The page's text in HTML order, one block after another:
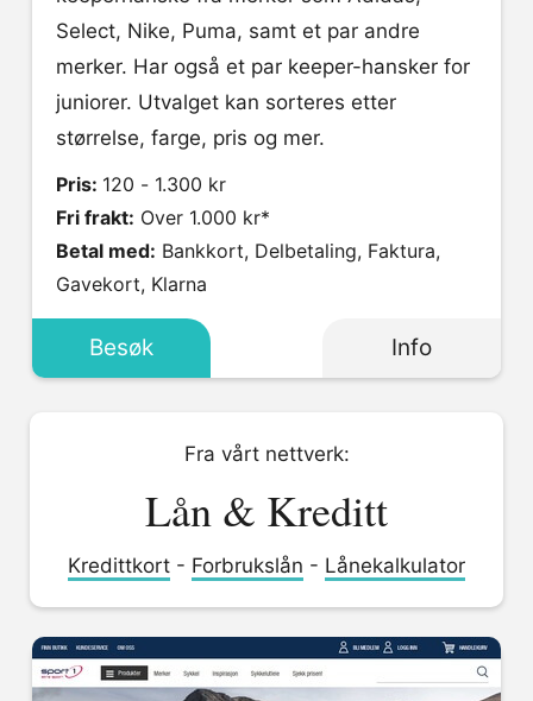
Select, Nike, Puma, samt et par andre
merker. Har også et par keeper-hansker for
juniorer. Utvalget kan sorteres etter
størrelse, farge, pris og mer.
Pris: 120 - 1.300 kr
Fri frakt: Over 1.000 kr*
Betal med:
Gavekort, Klarna
Besøk Info
Fra vårt nettverk:
Lån & Kreditt
Kredittkort - Forbrukslån - Lånekalkulator